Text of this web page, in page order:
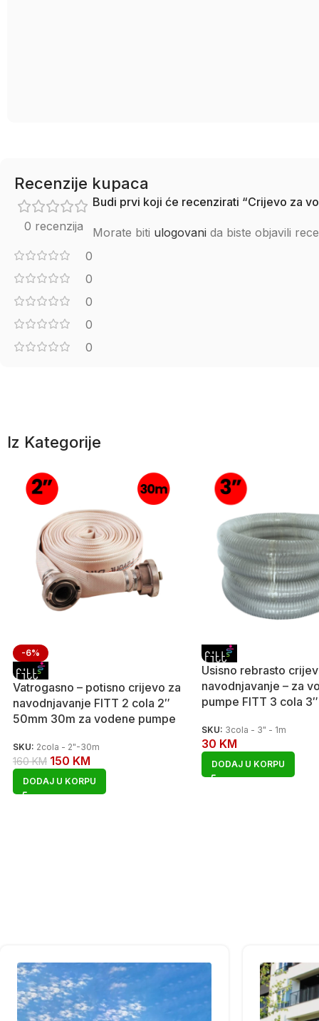
Recenzije kupaca
0 recenzija
0
0
0
0
0
Budi prvi koji će recenzirati “Crijevo za
Morate biti ulogovani da biste objavili
Iz Kategorije
-6%
Vatrogasno – potisno crijevo za
navodnjavanje FITT 2 cola 2″
50mm 30m za vodene pumpe
SKU: 2cola - 2"-30m
160KM 150 KM
DODAJ U KORPU
Usisno rebrasto
navodnjavanje – za
pumpe FITT 3 cola
SKU: 3cola - 3" - 1m
30 KM
DODAJ U KORPU